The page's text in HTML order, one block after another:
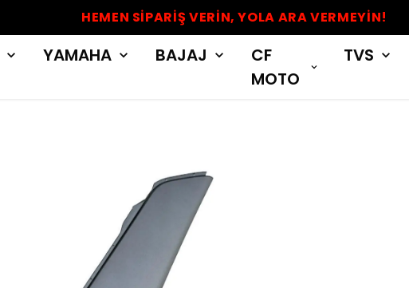
HEMEN SİPARİŞ VERİN, YOLA ARA VERMEYİN!
YAMAHA BAJAJ
CF
MOTO
TVS